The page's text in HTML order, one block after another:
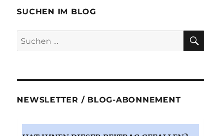
SUCHEN IM BLOG
Suchen
nach:
NEWSLETTER / BLOG-ABONNEMENT